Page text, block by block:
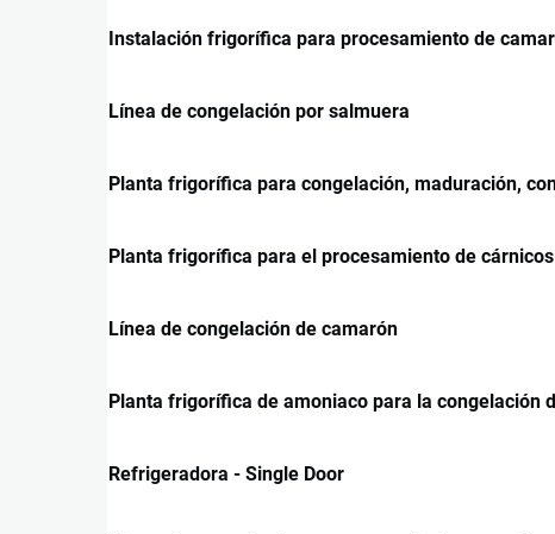
Instalación frigorífica para procesamiento de
Línea de congelación por salmuera
Planta frigorífica para congelación, maduración,
Planta frigorífica para el procesamiento de cárnicos
Línea de congelación de camarón
Planta frigorífica de amoniaco para la congelación
Refrigeradora - Single Door